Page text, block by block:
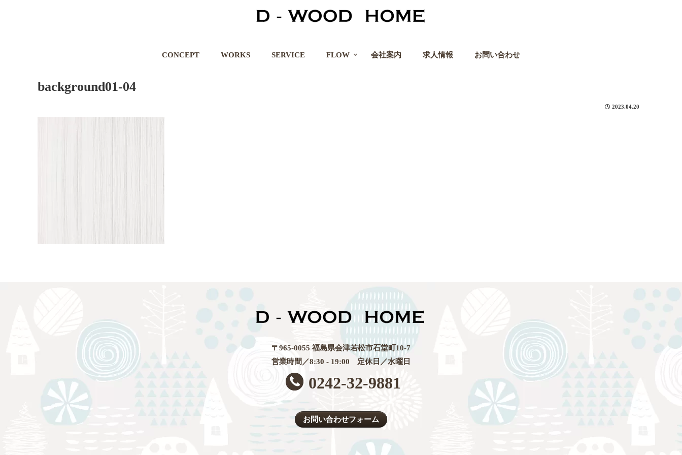
CONCEPT WORKS SERVICE FLOW 会社案内 求人情報 お問い合わせ
background01-04
2023.04.20
〒965-0055 福島県会津若松市石堂町10-7
営業時間／8:30 - 19:00 定休日／水曜日
0242-32-9881
お問い合わせフォーム